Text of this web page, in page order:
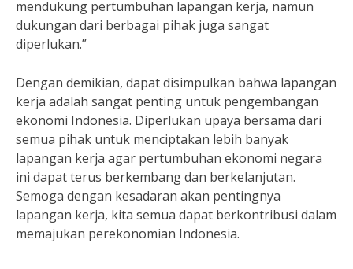
mendukung pertumbuhan lapangan kerja, namun
dukungan dari berbagai pihak juga sangat
diperlukan.”
Dengan demikian, dapat disimpulkan bahwa lapangan
kerja adalah sangat penting untuk pengembangan
ekonomi Indonesia. Diperlukan upaya bersama dari
semua pihak untuk menciptakan lebih banyak
lapangan kerja agar pertumbuhan ekonomi negara
ini dapat terus berkembang dan berkelanjutan.
Semoga dengan kesadaran akan pentingnya
lapangan kerja, kita semua dapat berkontribusi dalam
memajukan perekonomian Indonesia.